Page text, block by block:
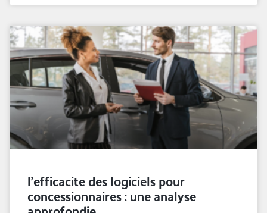
l’efficacite des logiciels pour
concessionnaires : une analyse